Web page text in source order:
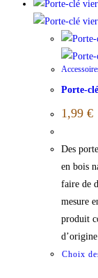
Porte-
1,99 €
Des
en bois
faire de
mesure
produit
Choix